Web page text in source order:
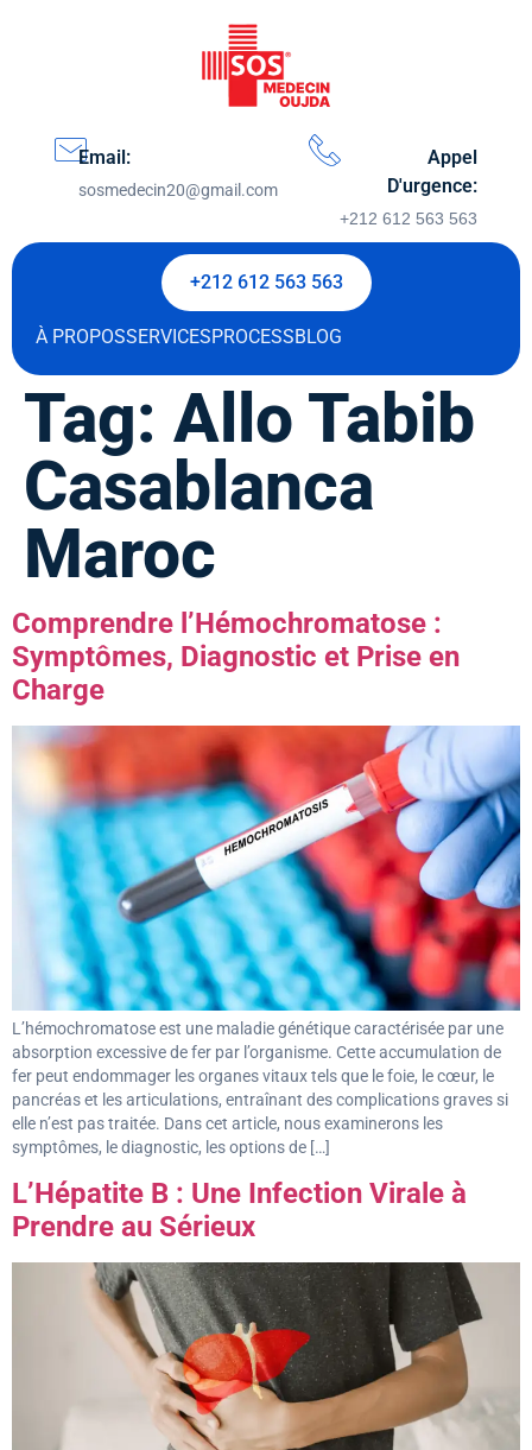
Email:
sosmedecin20@gmail.com
Appel
D'urgence:
+212 612 563 563
À PROPOSSERVICESPROCESSBLOG
+212 612 563 563
Tag: Allo Tabib
Casablanca
Maroc
Comprendre l’Hémochromatose :
Symptômes, Diagnostic et Prise en
Charge
L’hémochromatose est une maladie génétique caractérisée par une
absorption excessive de fer par l’organisme. Cette accumulation de
fer peut endommager les organes vitaux tels que le foie, le cœur, le
pancréas et les articulations, entraînant des complications graves si
elle n’est pas traitée. Dans cet article, nous examinerons les
symptômes, le diagnostic, les options de […]
L’Hépatite B : Une Infection Virale à
Prendre au Sérieux